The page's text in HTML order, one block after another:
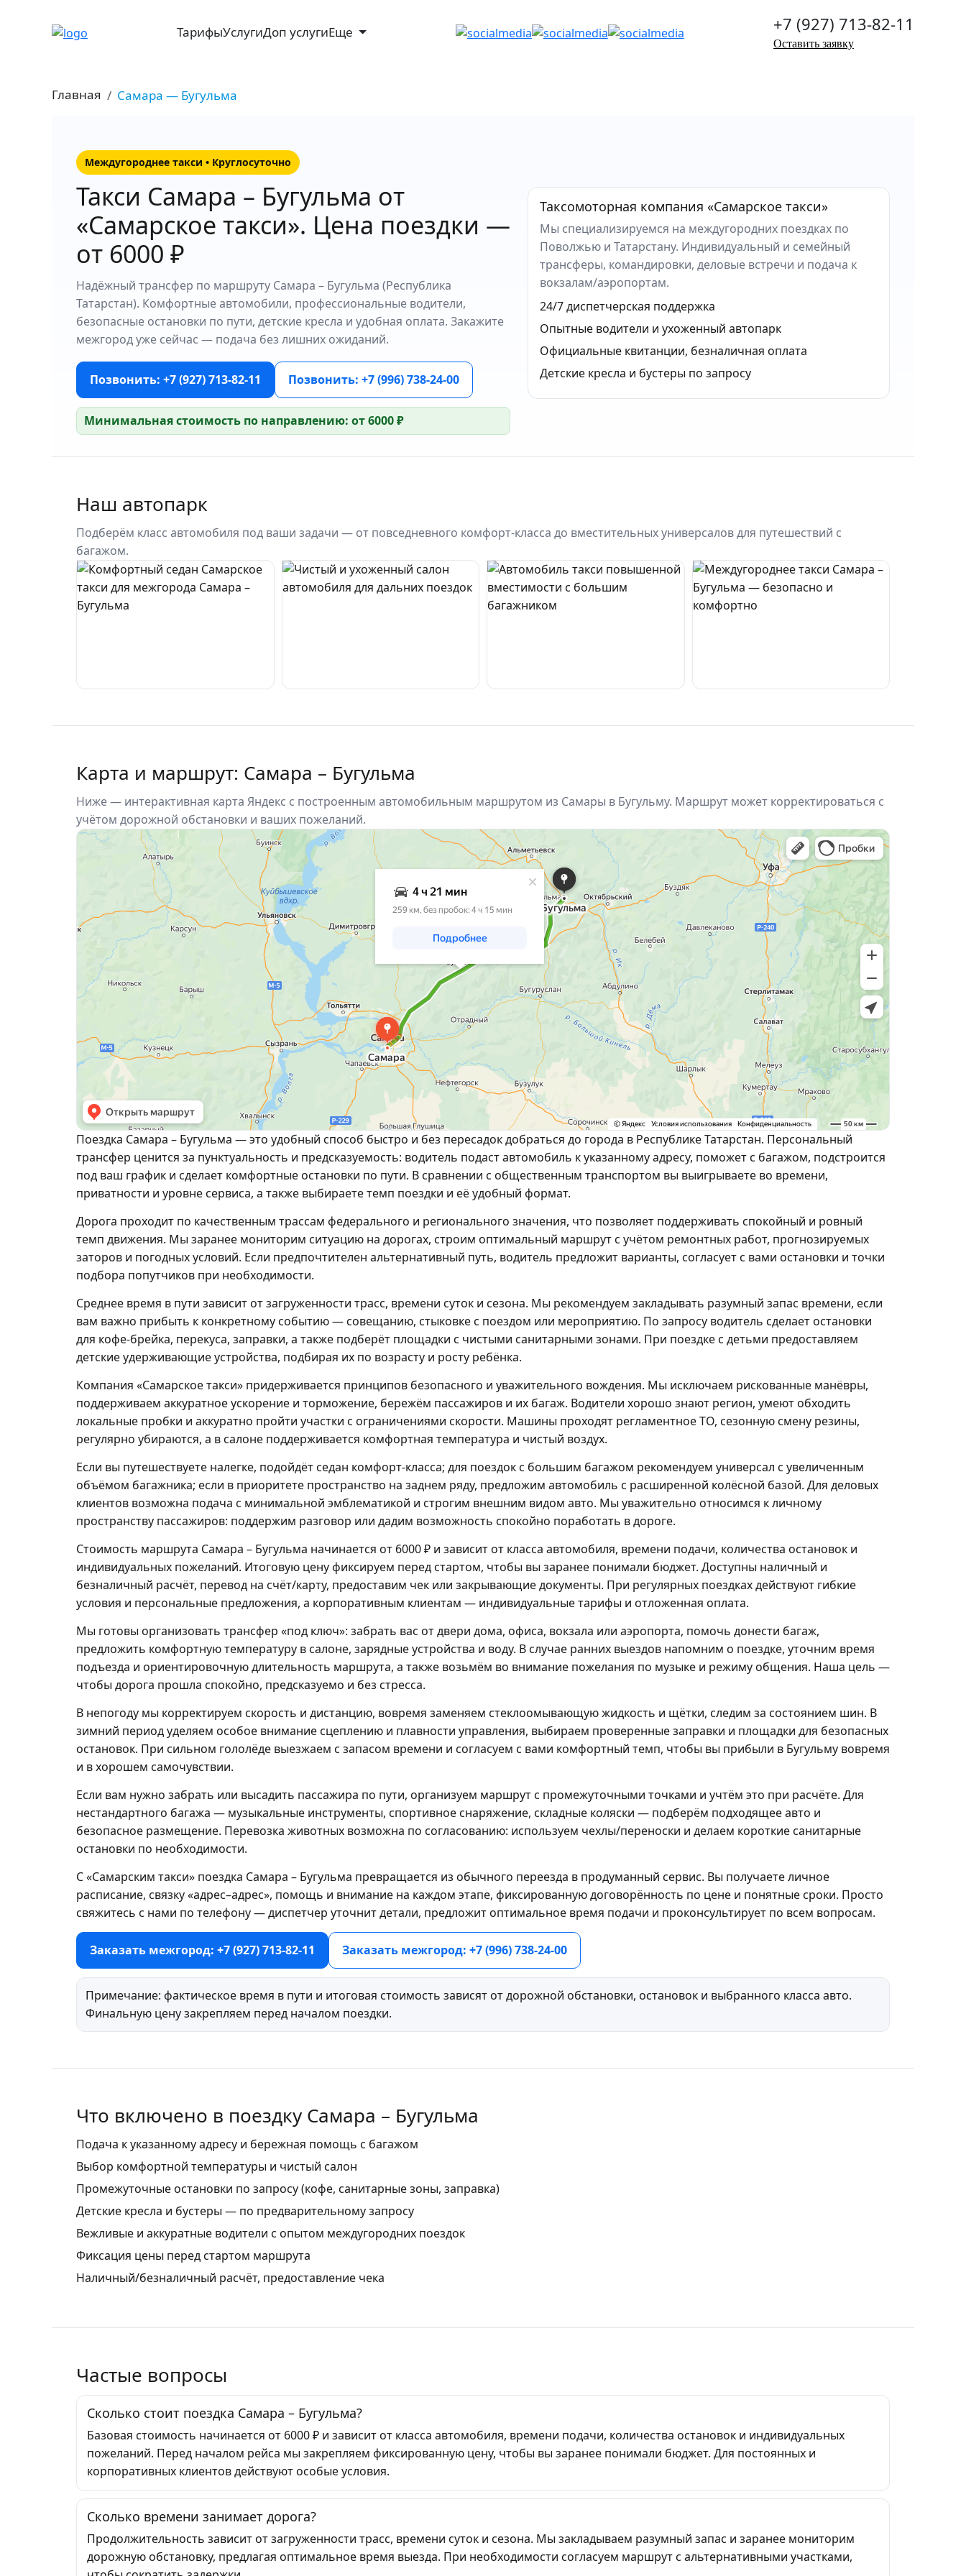
ТарифыУслугиДоп услугиЕще +7 (927) 713-82-11
Оставить заявку
Главная Самара — Бугульма
Междугороднее такси • Круглосуточно
Такси Самара – Бугульма от
«Самарское такси». Цена поездки —
от 6000 ₽
Надёжный трансфер по маршруту Самара – Бугульма (Республика
Татарстан). Комфортные автомобили, профессиональные водители,
безопасные остановки по пути, детские кресла и удобная оплата. Закажите
межгород уже сейчас — подача без лишних ожиданий.
Позвонить: +7 (927) 713-82-11 Позвонить: +7 (996) 738-24-00
Минимальная стоимость по направлению: от 6000 ₽
Таксомоторная компания «Самарское такси»
Мы специализируемся на междугородних поездках по
Поволжью и Татарстану. Индивидуальный и семейный
трансферы, командировки, деловые встречи и подача к
вокзалам/аэропортам.
24/7 диспетчерская поддержка
Опытные водители и ухоженный автопарк
Официальные квитанции, безналичная оплата
Детские кресла и бустеры по запросу
Наш автопарк
Подберём класс автомобиля под ваши задачи — от повседневного комфорт-класса до вместительных универсалов для путешествий с
багажом.
Карта и маршрут: Самара – Бугульма
Ниже — интерактивная карта Яндекс с построенным автомобильным маршрутом из Самары в Бугульму. Маршрут может корректироваться с
учётом дорожной обстановки и ваших пожеланий.
Поездка Самара – Бугульма — это удобный способ быстро и без пересадок добраться до города в Республике Татарстан. Персональный
трансфер ценится за пунктуальность и предсказуемость: водитель подаст автомобиль к указанному адресу, поможет с багажом, подстроится
под ваш график и сделает комфортные остановки по пути. В сравнении с общественным транспортом вы выигрываете во времени,
приватности и уровне сервиса, а также выбираете темп поездки и её удобный формат.
Дорога проходит по качественным трассам федерального и регионального значения, что позволяет поддерживать спокойный и ровный
темп движения. Мы заранее мониторим ситуацию на дорогах, строим оптимальный маршрут с учётом ремонтных работ, прогнозируемых
заторов и погодных условий. Если предпочтителен альтернативный путь, водитель предложит варианты, согласует с вами остановки и точки
подбора попутчиков при необходимости.
Среднее время в пути зависит от загруженности трасс, времени суток и сезона. Мы рекомендуем закладывать разумный запас времени, если
вам важно прибыть к конкретному событию — совещанию, стыковке с поездом или мероприятию. По запросу водитель сделает остановки
для кофе-брейка, перекусa, заправки, а также подберёт площадки с чистыми санитарными зонами. При поездке с детьми предоставляем
детские удерживающие устройства, подбирая их по возрасту и росту ребёнка.
Компания «Самарское такси» придерживается принципов безопасного и уважительного вождения. Мы исключаем рискованные манёвры,
поддерживаем аккуратное ускорение и торможение, бережём пассажиров и их багаж. Водители хорошо знают регион, умеют обходить
локальные пробки и аккуратно пройти участки с ограничениями скорости. Машины проходят регламентное ТО, сезонную смену резины,
регулярно убираются, а в салоне поддерживается комфортная температура и чистый воздух.
Если вы путешествуете налегке, подойдёт седан комфорт-класса; для поездок с большим багажом рекомендуем универсал с увеличенным
объёмом багажника; если в приоритете пространство на заднем ряду, предложим автомобиль с расширенной колёсной базой. Для деловых
клиентов возможна подача с минимальной эмблематикой и строгим внешним видом авто. Мы уважительно относимся к личному
пространству пассажиров: поддержим разговор или дадим возможность спокойно поработать в дороге.
Стоимость маршрута Самара – Бугульма начинается от 6000 ₽ и зависит от класса автомобиля, времени подачи, количества остановок и
индивидуальных пожеланий. Итоговую цену фиксируем перед стартом, чтобы вы заранее понимали бюджет. Доступны наличный и
безналичный расчёт, перевод на счёт/карту, предоставим чек или закрывающие документы. При регулярных поездках действуют гибкие
условия и персональные предложения, а корпоративным клиентам — индивидуальные тарифы и отложенная оплата.
Мы готовы организовать трансфер «под ключ»: забрать вас от двери дома, офиса, вокзала или аэропорта, помочь донести багаж,
предложить комфортную температуру в салоне, зарядные устройства и воду. В случае ранних выездов напомним о поездке, уточним время
подъезда и ориентировочную длительность маршрута, а также возьмём во внимание пожелания по музыке и режиму общения. Наша цель —
чтобы дорога прошла спокойно, предсказуемо и без стресса.
В непогоду мы корректируем скорость и дистанцию, вовремя заменяем стеклоомывающую жидкость и щётки, следим за состоянием шин. В
зимний период уделяем особое внимание сцеплению и плавности управления, выбираем проверенные заправки и площадки для безопасных
остановок. При сильном гололёде выезжаем с запасом времени и согласуем с вами комфортный темп, чтобы вы прибыли в Бугульму вовремя
и в хорошем самочувствии.
Если вам нужно забрать или высадить пассажира по пути, организуем маршрут с промежуточными точками и учтём это при расчёте. Для
нестандартного багажа — музыкальные инструменты, спортивное снаряжение, складные коляски — подберём подходящее авто и
безопасное размещение. Перевозка животных возможна по согласованию: используем чехлы/переноски и делаем короткие санитарные
остановки по необходимости.
С «Самарским такси» поездка Самара – Бугульма превращается из обычного переезда в продуманный сервис. Вы получаете личное
расписание, связку «адрес–адрес», помощь и внимание на каждом этапе, фиксированную договорённость по цене и понятные сроки. Просто
свяжитесь с нами по телефону — диспетчер уточнит детали, предложит оптимальное время подачи и проконсультирует по всем вопросам.
Заказать межгород: +7 (927) 713-82-11 Заказать межгород: +7 (996) 738-24-00
Примечание: фактическое время в пути и итоговая стоимость зависят от дорожной обстановки, остановок и выбранного класса авто.
Финальную цену закрепляем перед началом поездки.
Что включено в поездку Самара – Бугульма
Подача к указанному адресу и бережная помощь с багажом
Выбор комфортной температуры и чистый салон
Промежуточные остановки по запросу (кофе, санитарные зоны, заправка)
Детские кресла и бустеры — по предварительному запросу
Вежливые и аккуратные водители с опытом междугородних поездок
Фиксация цены перед стартом маршрута
Наличный/безналичный расчёт, предоставление чека
Частые вопросы
Сколько стоит поездка Самара – Бугульма?
Базовая стоимость начинается от 6000 ₽ и зависит от класса автомобиля, времени подачи, количества остановок и индивидуальных
пожеланий. Перед началом рейса мы закрепляем фиксированную цену, чтобы вы заранее понимали бюджет. Для постоянных и
корпоративных клиентов действуют особые условия.
Сколько времени занимает дорога?
Продолжительность зависит от загруженности трасс, времени суток и сезона. Мы закладываем разумный запас и заранее мониторим
дорожную обстановку, предлагая оптимальное время выезда. При необходимости согласуем маршрут с альтернативными участками,